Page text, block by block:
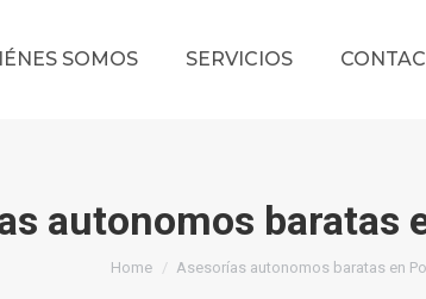
SOMOS SERVICIOS
autonomos baratas
You are here:
Home Asesorías autonomos baratas en